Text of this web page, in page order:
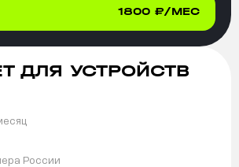
1800 ₽/МЕС
ДЛЯ УСТРОЙСТВ
России